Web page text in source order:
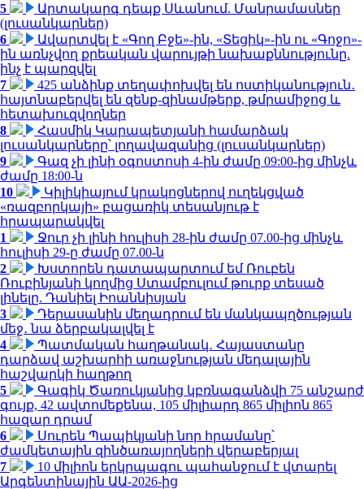
5
Արտակարգ դեպք Սևանում. Մանրամասներ
(լուսանկարներ)
6
Ավարտվել է «Գող Բջե»-ին, «Տեցիկ»-ին ու «Գոջո»-
ին առնչվող քրեական վարույթի նախաքննությունը.
ինչ է պարզվել
7
425 անձինք տեղափոխվել են ոստիկանություն․
հայտնաբերվել են զենք-զինամթերք, թմրամիջոց և
հետախուզվողներ
8
Հասմիկ Կարապետյանի համարձակ
լուսանկարները՝ լողավազանից (լուսանկարներ)
9
Գազ չի լինի օգոստոսի 4-ին ժամը 09:00-ից մինչև
ժամը 18:00-ն
10
Կիլիկիայում կրակոցներով ուղեկցված
«ռազբորկայի» բացառիկ տեսանյութ է
հրապարակվել
1
Ջուր չի լինի հուլիսի 28-ին ժամը 07.00-ից մինչև
հուլիսի 29-ը ժամը 07.00-ն
2
Խստորեն դատապարտում եմ Ռուբեն
Ռուբինյանի կողմից Ստամբուլում թուրք տեսած
լինելը. Դանիել Իոաննիսյան
3
Դերասանին մեղադրում են մանկապղծության
մեջ․ նա ձերբակալվել է
4
Պատմական հաղթանակ․ Հայաստանը
դարձավ աշխարհի առաջնության մեդալային
հաշվարկի հաղթող
5
Գագիկ Ծառուկյանից կբռնագանձվի 75 անշարժ
գույք, 42 ավտոմեքենա, 105 միլիարդ 865 միլիոն 865
հազար դրամ
6
Սուրեն Պապիկյանի նոր հրամանը՝
ժամկետային զինծառայողների վերաբերյալ
7
10 միլիոն երկրպագու պահանջում է վտարել
Արգենտինային ԱԱ-2026-ից